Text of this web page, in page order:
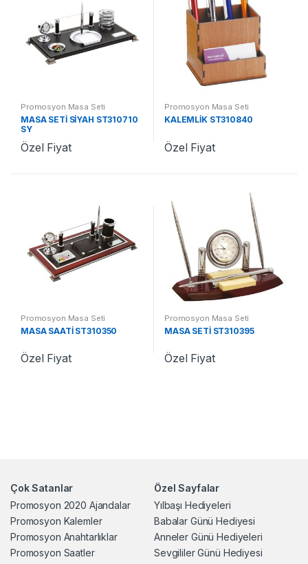
Promosyon Masa Seti
MASA SETİ SİYAH ST310710
SY
Özel Fiyat
Promosyon Masa Seti
KALEMLİK ST310840
Özel Fiyat
Promosyon Masa Seti
MASA SAATİ ST310350
Özel Fiyat
Promosyon Masa Seti
MASA SETİ ST310395
Özel Fiyat
Çok Satanlar
Promosyon 2020 Ajandalar
Promosyon Kalemler
Promosyon Anahtarlıklar
Promosyon Saatler
Özel Sayfalar
Yılbaşı Hediyeleri
Babalar Günü Hediyesi
Anneler Günü Hediyeleri
Sevgililer Günü Hediyesi